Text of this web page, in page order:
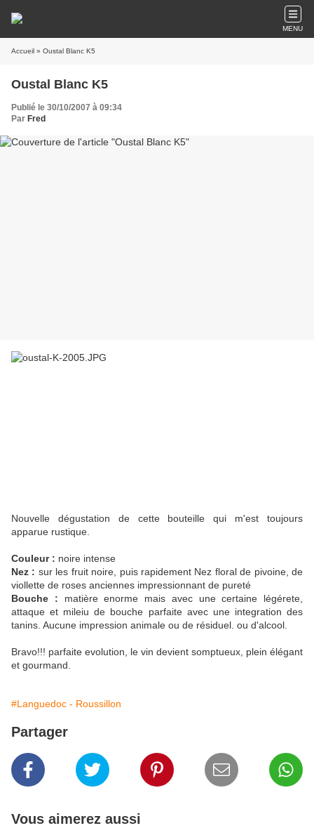
MENU
Accueil » Oustal Blanc K5
Oustal Blanc K5
Publié le 30/10/2007 à 09:34
Par Fred
Nouvelle dégustation de cette bouteille qui m'est toujours
apparue rustique.
Couleur : noire intense
Nez : sur les fruit noire, puis rapidement Nez floral de pivoine, de
viollette de roses anciennes impressionnant de pureté
Bouche : matière enorme mais avec une certaine légérete,
attaque et mileiu de bouche parfaite avec une integration des
tanins. Aucune impression animale ou de résiduel. ou d'alcool.
Bravo!!! parfaite evolution, le vin devient somptueux, plein élégant
et gourmand.
#Languedoc - Roussillon
Partager
Vous aimerez aussi